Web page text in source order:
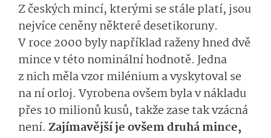
Z českých mincí, kterými se stále platí, jsou
nejvíce ceněny některé desetikoruny.
V roce 2000 byly například raženy hned dvě
mince v této nominální hodnotě. Jedna
z nich měla vzor milénium a vyskytoval se
na ní orloj. Vyrobena ovšem byla v nákladu
přes 10 milionů kusů, takže zase tak vzácná
není. Zajímavější je ovšem druhá mince,